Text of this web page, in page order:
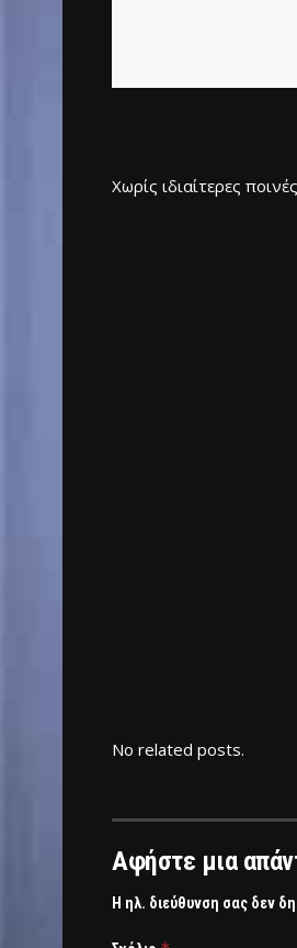
Χωρίς ιδιαίτερες
No related posts.
Αφήστε μια
Η ηλ. διεύθυνση σας δεν